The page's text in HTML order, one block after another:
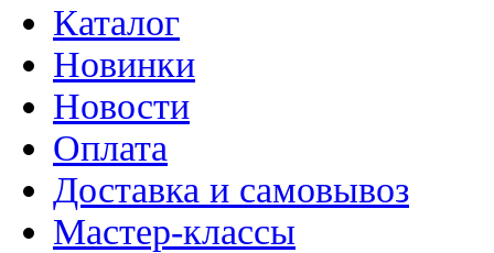
Каталог
Новинки
Новости
Оплата
Доставка и самовывоз
Мастер-классы